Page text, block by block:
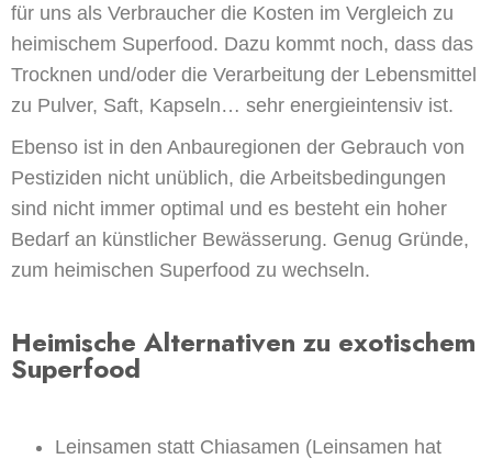
für uns als Verbraucher die Kosten im Vergleich zu
heimischem Superfood. Dazu kommt noch, dass das
Trocknen und/oder die Verarbeitung der Lebensmittel
zu Pulver, Saft, Kapseln… sehr energieintensiv ist.
Ebenso ist in den Anbauregionen der Gebrauch von
Pestiziden nicht unüblich, die Arbeitsbedingungen
sind nicht immer optimal und es besteht ein hoher
Bedarf an künstlicher Bewässerung. Genug Gründe,
zum heimischen Superfood zu wechseln.
Heimische Alternativen zu exotischem
Superfood
Leinsamen statt Chiasamen (Leinsamen hat